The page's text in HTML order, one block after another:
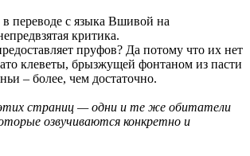
переводе с языка Вшивой на
критика.
пруфов? Да потому что их нет
клеветы, брызжущей фонтаном из пасти
– более, чем достаточно.
страниц — одни и те же обитатели
озвучиваются конкретно и